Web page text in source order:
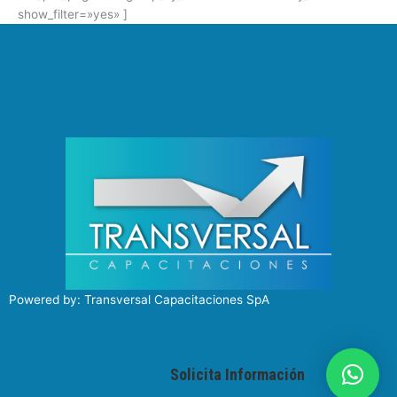
show_filter=»yes» ]
Powered by: Transversal Capacitaciones SpA
Solicita Información